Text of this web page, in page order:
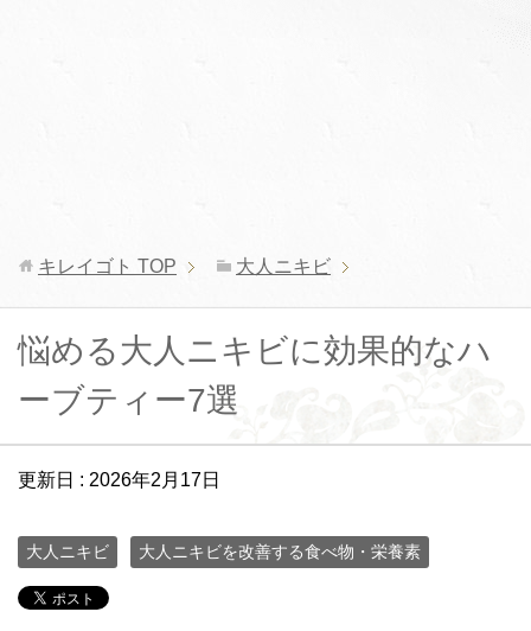
キレイゴト TOP 大人ニキビ
悩める大人ニキビに効果的なハ
ーブティー7選
更新日 : 2026年2月17日
大人ニキビ 大人ニキビを改善する食べ物・栄養素